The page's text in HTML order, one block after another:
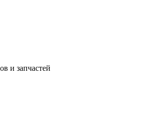
и запчастей